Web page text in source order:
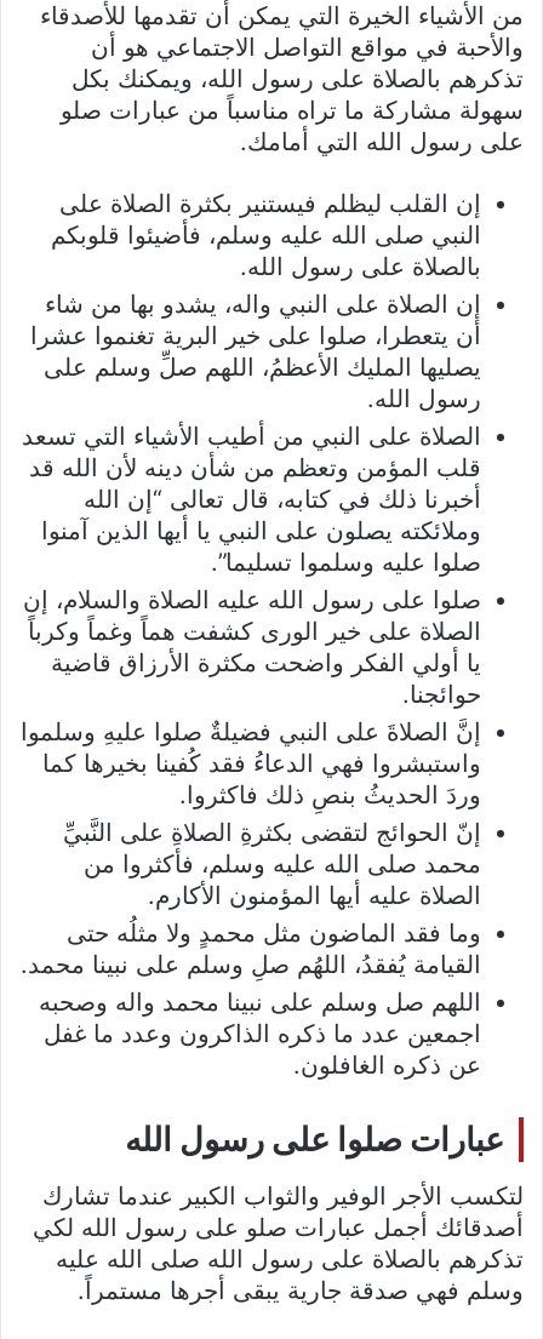
من الأشياء الخيرة التي يمكن أن تقدمها للأصدقاء
والأحبة في مواقع التواصل الاجتماعي هو أن
تذكرهم بالصلاة على رسول الله، ويمكنك بكل
سهولة مشاركة ما تراه مناسباً من عبارات صلو
على رسول الله التي أمامك.
إن القلب ليظلم فيستنير بكثرة الصلاة على
النبي صلى الله عليه وسلم، فأضيئوا قلوبكم
بالصلاة على رسول الله.
إن الصلاة على النبي واله، يشدو بها من شاء
أن يتعطرا، صلوا على خير البرية تغنموا عشرا
يصليها المليك الأعظمُ، اللهم صلِّ وسلم على
رسول الله.
الصلاة على النبي من أطيب الأشياء التي تسعد
قلب المؤمن وتعظم من شأن دينه لأن الله قد
أخبرنا ذلك في كتابه، قال تعالى “إن الله
وملائكته يصلون على النبي يا أيها الذين آمنوا
صلوا عليه وسلموا تسليما”.
صلوا على رسول الله عليه الصلاة والسلام، إن
الصلاة على خير الورى كشفت هماً وغماً وكرباً
يا أولي الفكر واضحت مكثرة الأرزاق قاضية
حوائجنا.
إنَّ الصلاةَ على النبي فضيلةٌ صلوا عليهِ وسلموا
واستبشروا فهي الدعاءُ فقد كُفينا بخيرها كما
وردَ الحديثُ بنصِ ذلك فاكثروا.
إنّ الحوائج لتقضى بكثرةِ الصلاةِ على النَّبيِّ
محمد صلى الله عليه وسلم، فأكثروا من
الصلاة عليه أيها المؤمنون الأكارم.
وما فقد الماضون مثل محمدٍ ولا مثلُه حتى
القيامة يُفقدُ، اللهُم صلِ وسلم على نبينا محمد.
اللهم صل وسلم على نبينا محمد واله وصحبه
اجمعين عدد ما ذكره الذاكرون وعدد ما غفل
عن ذكره الغافلون.
عبارات صلوا على رسول الله
لتكسب الأجر الوفير والثواب الكبير عندما تشارك
أصدقائك أجمل عبارات صلو على رسول الله لكي
تذكرهم بالصلاة على رسول الله صلى الله عليه
وسلم فهي صدقة جارية يبقى أجرها مستمراً.